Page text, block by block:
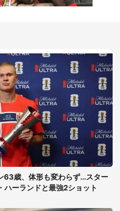
63歳、体形も変わらず...スター
ハーランドと最強2ショット